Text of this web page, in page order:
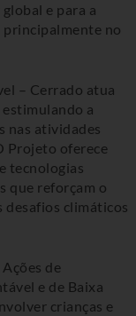
e para a
no
– Cerrado atua
a
nas atividades
Projeto oferece
tecnologias
que reforçam o
climáticos
de
e de Baixa
crianças e